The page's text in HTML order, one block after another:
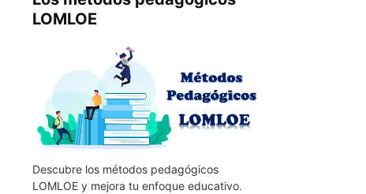
LOMLOE
Descubre los métodos pedagógicos
LOMLOE y mejora tu enfoque educativo.